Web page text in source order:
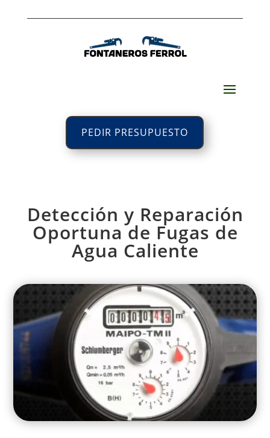
PEDIR PRESUPUESTO
Detección y Reparación
Oportuna de Fugas de
Agua Caliente